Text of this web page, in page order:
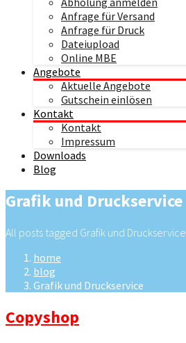
Anfrage für Versand
Anfrage für Druck
Dateiupload
Online MBE
Angebote
Aktuelle Angebote
Gutschein einlösen
Kontakt
Kontakt
Impressum
Downloads
Blog
Grafik und Druckservice
All posts tagged Grafik und Druckservice
home
blog
Grafik und Druckservice
Copyshop